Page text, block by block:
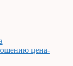
цена-